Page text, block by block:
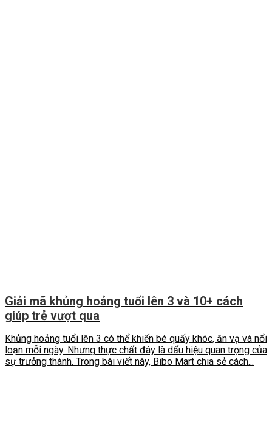
Giải mã khủng hoảng tuổi lên 3 và 10+ cách
giúp trẻ vượt qua
Khủng hoảng tuổi lên 3 có thể khiến bé quấy khóc, ăn vạ và nổi
loạn mỗi ngày. Nhưng thực chất đây là dấu hiệu quan trọng của
sự trưởng thành. Trong bài viết này, Bibo Mart chia sẻ cách...